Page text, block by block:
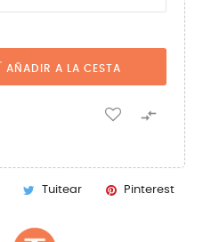
AÑADIR A LA CESTA

Tuitear Pinterest